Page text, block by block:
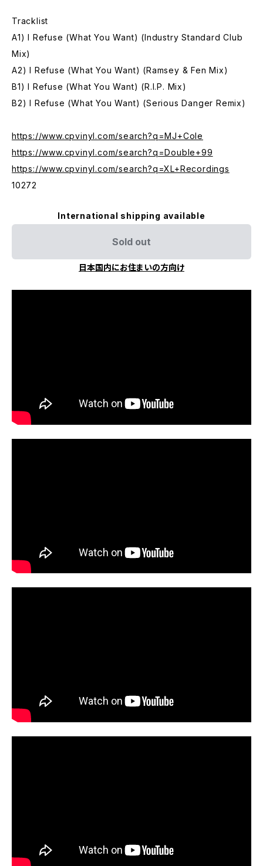
Tracklist
A1) I Refuse (What You Want) (Industry Standard Club
Mix)
A2) I Refuse (What You Want) (Ramsey & Fen Mix)
B1) I Refuse (What You Want) (R.I.P. Mix)
B2) I Refuse (What You Want) (Serious Danger Remix)
https://www.cpvinyl.com/search?q=MJ+Cole
https://www.cpvinyl.com/search?q=Double+99
https://www.cpvinyl.com/search?q=XL+Recordings
10272
International shipping available
Sold out
日本国内にお住まいの方向け